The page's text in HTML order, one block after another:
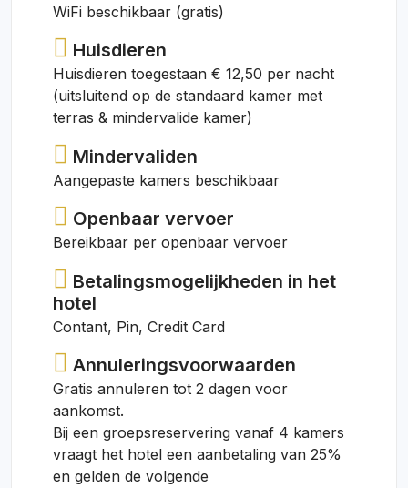
WiFi beschikbaar (gratis)
Huisdieren
Huisdieren toegestaan € 12,50 per nacht
(uitsluitend op de standaard kamer met
terras & mindervalide kamer)
Mindervaliden
Aangepaste kamers beschikbaar
Openbaar vervoer
Bereikbaar per openbaar vervoer
Betalingsmogelijkheden in het
hotel
Contant, Pin, Credit Card
Annuleringsvoorwaarden
Gratis annuleren tot 2 dagen voor
aankomst.
Bij een groepsreservering vanaf 4 kamers
vraagt het hotel een aanbetaling van 25%
en gelden de volgende